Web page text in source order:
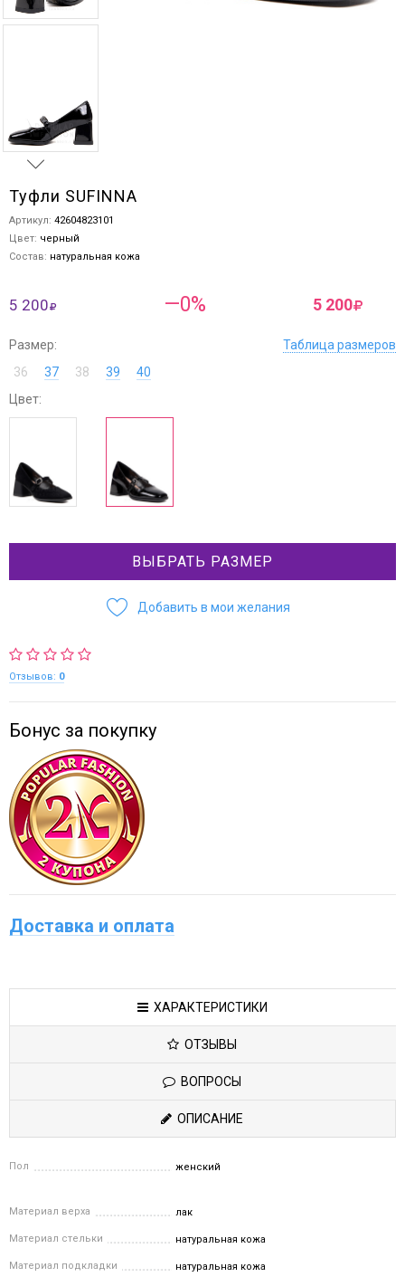
Туфли SUFINNA
Артикул: 42604823101
Цвет: черный
Состав: натуральная кожа
5 200 —0% 5 200
Размер:
Таблица размеров
36
37 38 39
40
Цвет:
ВЫБРАТЬ РАЗМЕР
Добавить в мои желания
Отзывов: 0
Бонус за покупку
Доставка и оплата
ХАРАКТЕРИСТИКИ
ОТЗЫВЫ
ВОПРОСЫ
ОПИСАНИЕ
Пол женский
Материал верха лак
Материал стельки натуральная кожа
Материал подкладки натуральная кожа